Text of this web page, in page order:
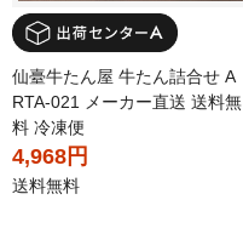
仙臺牛たん屋 牛たん詰合せ A
RTA-021 メーカー直送 送料無
料 冷凍便
4,968円
送料無料